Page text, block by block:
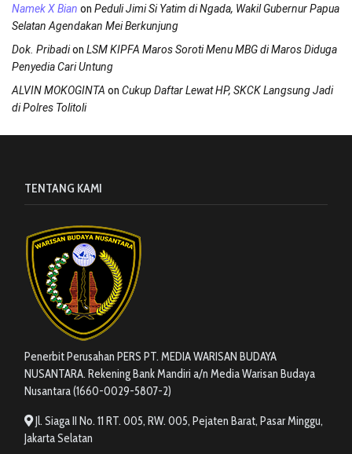
Namek X Bian on Peduli Jimi Si Yatim di Ngada, Wakil Gubernur Papua
Selatan Agendakan Mei Berkunjung
Dok. Pribadion LSM KIPFA Maros Soroti Menu MBG di Maros Diduga
Penyedia Cari Untung
ALVIN MOKOGINTA on Cukup Daftar Lewat HP, SKCK Langsung Jadi
di Polres Tolitoli
TENTANG KAMI
Penerbit Perusahan PERS PT. MEDIA WARISAN BUDAYA
NUSANTARA. Rekening Bank Mandiri a/n Media Warisan Budaya
Nusantara (1660-0029-5807-2)
Jl. Siaga II No. 11 RT. 005, RW. 005, Pejaten Barat, Pasar Minggu,
Jakarta Selatan